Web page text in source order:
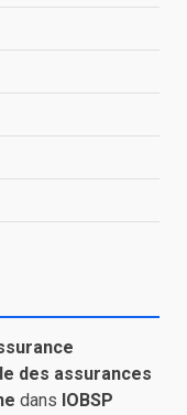
des assurances
dans IOBSP